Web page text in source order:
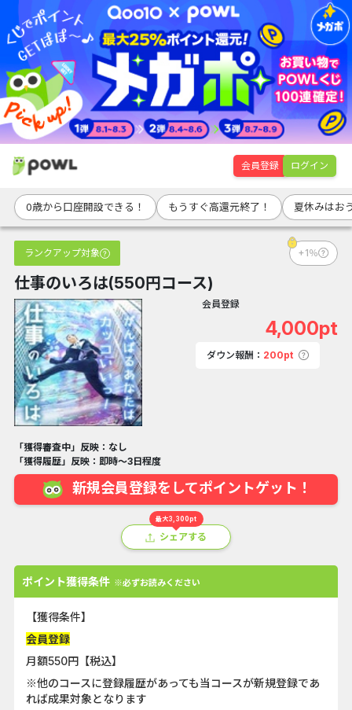
会員登録 ログイン
0歳から口座開設できる！ もうすぐ高還元終了！ 夏休みはお
ランクアップ対象 +1％
仕事のいろは(550円コース)
会員登録
4,000pt
ダウン報酬： 200pt
「獲得審査中」反映：なし
「獲得履歴」反映：即時～3日程度
新規会員登録をしてポイントゲット！
最大3,300pt
シェアする
ポイント獲得条件 ※必ずお読みください
【獲得条件】
会員登録
月額550円【税込】
※他のコースに登録履歴があっても当コースが新規登録であ
れば成果対象となります